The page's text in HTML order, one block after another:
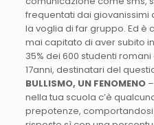
frequentati dai giovanissimi
la voglia di far gruppo. Ed è
mai capitato di aver subito
35% dei 600 studenti
17anni, destinatari del
BULLISMO, UN FENOMENO–
nella tua scuola c’è
prepotenze,